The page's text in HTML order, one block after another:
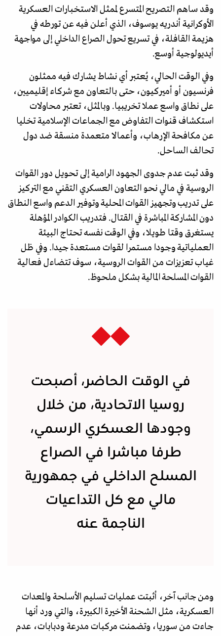
وقد ساهم التصريح المتسرع لممثل الاستخبارات العسكرية
الأوكرانية أندريه يوسوف، الذي أعلن فيه عن تورطه في
هزيمة القافلة، في تسريع تحول الصراع الداخلي إلى مواجهة
أيديولوجية أوسع.
وفي الوقت الحالي، يُعتبر أي نشاط يشارك فيه ممثلون
فرنسيون أو أميركيون، حتى بالتعاون مع شركاء إقليميين،
على نطاق واسع عملا تخريبيا. وبالمثل، تعتبر محاولات
استكشاف قنوات التفاوض مع الجماعات الإسلامية تخليا
عن مكافحة الإرهاب، وأعمالا متعمدة منسقة ضد دول
تحالف الساحل.
وقد ثبت عدم جدوى الجهود الرامية إلى تحويل دور القوات
الروسية في مالي نحو التعاون العسكري التقني مع التركيز
على تدريب وتجهيز القوات المحلية وتوفير الدعم واسع النطاق
دون المشاركة المباشرة في القتال. فتدريب الكوادر المؤهلة
يستغرق وقتا طويلا، وفي الوقت نفسه تحتاج البيئة
العملياتية وجودا مستمرا لقوات مستعدة جيدا. وفي ظل
غياب تعزيزات من القوات الروسية، سوف تتضاءل فعالية
القوات المسلحة المالية بشكل ملحوظ.
في الوقت الحاضر، أصبحت
روسيا الاتحادية، من خلال
وجودها العسكري الرسمي،
طرفا مباشرا في الصراع
المسلح الداخلي في جمهورية
مالي مع كل التداعيات
الناجمة عنه
ومن جانب آخر، أثبتت عمليات تسليم الأسلحة والمعدات
العسكرية، مثل الشحنة الأخيرة الكبيرة، والتي ورد أنها
جاءت من سوريا، وتضمنت مركبات مدرعة ودبابات، عدم